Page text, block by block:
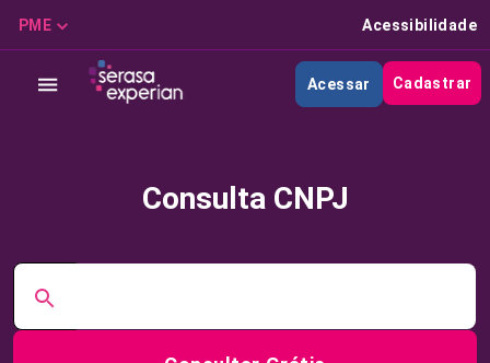
PME Acessibilidade
Acessar Cadastrar
Consulta CNPJ